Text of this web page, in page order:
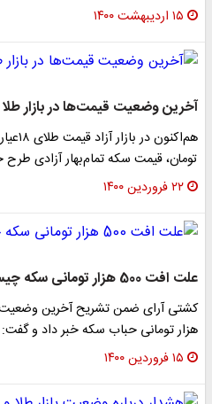
۱۵ اردیبهشت ۱۴۰۰
آخرین وضعیت قیمت‌ها در بازار
تومان، قیمت سکه تمام‌بهار آزادی طرح جدید ۱۰
۲۲ فروردین ۱۴۰۰
علت افت 500 هزار تومانی سکه چیست؟
هزار تومانی حباب سکه خبر داد و
۱۵ فروردین ۱۴۰۰